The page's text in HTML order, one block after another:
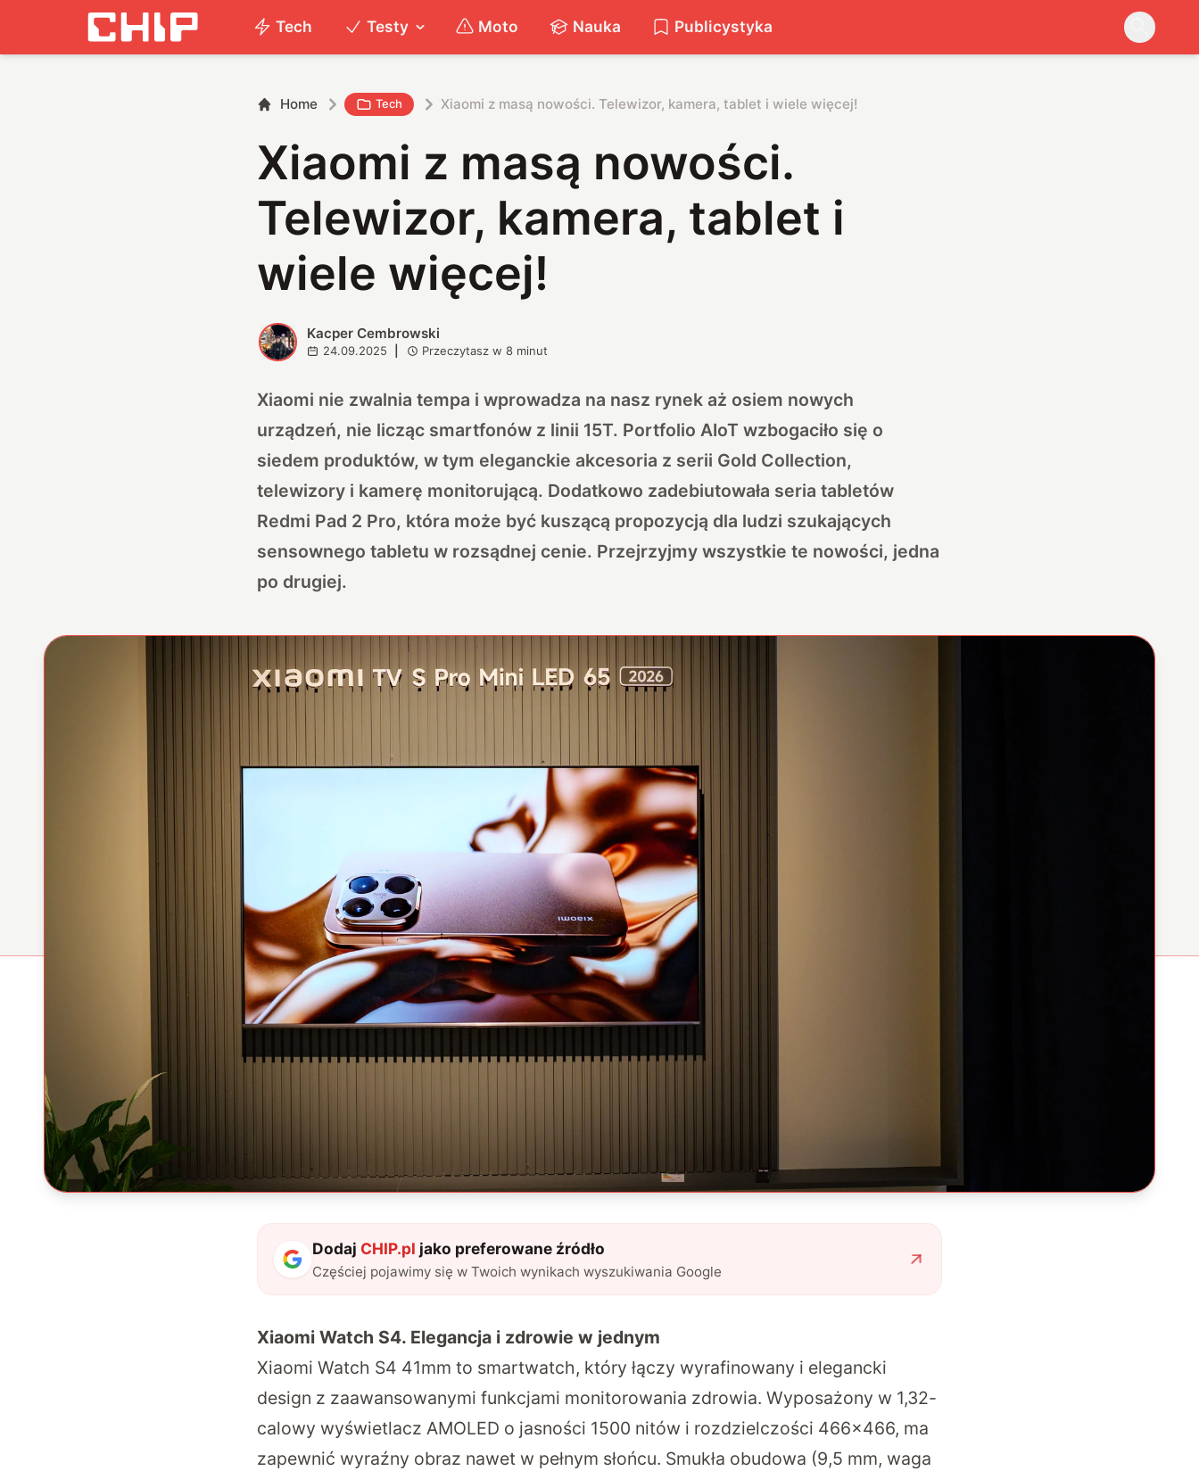
Tech Testy Moto Nauka Publicystyka
Home Tech Xiaomi z masą nowości. Telewizor, kamera, tablet i wiele więcej!
Xiaomi z masą nowości.
Telewizor, kamera, tablet i
wiele więcej!
K Kacper Cembrowski
24.09.2025 Przeczytasz w8 minut
Xiaomi nie zwalnia tempa i wprowadza na nasz rynek aż osiem nowych
urządzeń, nie licząc smartfonów z linii 15T. Portfolio AIoT wzbogaciło się o
siedem produktów, w tym eleganckie akcesoria z serii Gold Collection,
telewizory i kamerę monitorującą. Dodatkowo zadebiutowała seria tabletów
Redmi Pad 2 Pro, która może być kuszącą propozycją dla ludzi szukających
sensownego tabletu w rozsądnej cenie. Przejrzyjmy wszystkie te nowości, jedna
po drugiej.
Dodaj CHIP.pl jako preferowane źródło
Częściej pojawimy się w Twoich wynikach wyszukiwania Google
Xiaomi Watch S4. Elegancja i zdrowie w jednym
Xiaomi Watch S4 41mm to smartwatch, który łączy wyrafinowany i elegancki
design z zaawansowanymi funkcjami monitorowania zdrowia. Wyposażony w 1,32-
calowy wyświetlacz AMOLED o jasności 1500 nitów i rozdzielczości 466×466, ma
zapewnić wyraźny obraz nawet w pełnym słońcu. Smukła obudowa (9,5 mm, waga